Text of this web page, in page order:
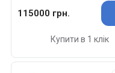
115000 грн.
Купити в 1 клік